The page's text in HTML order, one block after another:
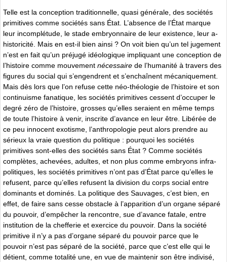
Telle est la conception traditionnelle, quasi générale, des sociétés
primitives comme sociétés sans État. L’absence de l’État marque
leur incomplétude, le stade embryonnaire de leur existence, leur a-
historicité. Mais en est-il bien ainsi ? On voit bien qu’un tel jugement
n’est en fait qu’un préjugé idéologique impliquant une conception de
l’histoire comme mouvement nécessaire de l’humanité à travers des
figures du social qui s’engendrent et s’enchaînent mécaniquement.
Mais dès lors que l’on refuse cette néo-théologie de l’histoire et son
continuisme fanatique, les sociétés primitives cessent d’occuper le
degré zéro de l’histoire, grosses qu’elles seraient en même temps
de toute l’histoire à venir, inscrite d’avance en leur être. Libérée de
ce peu innocent exotisme, l’anthropologie peut alors prendre au
sérieux la vraie question du politique : pourquoi les sociétés
primitives sont-elles des sociétés sans État ? Comme sociétés
complètes, achevées, adultes, et non plus comme embryons infra-
politiques, les sociétés primitives n’ont pas d’État parce qu’elles le
refusent, parce qu’elles refusent la division du corps social entre
dominants et dominés. La politique des Sauvages, c’est bien, en
effet, de faire sans cesse obstacle à l’apparition d’un organe séparé
du pouvoir, d’empêcher la rencontre, sue d’avance fatale, entre
institution de la chefferie et exercice du pouvoir. Dans la société
primitive il n’y a pas d’organe séparé du pouvoir parce que le
pouvoir n’est pas séparé de la société, parce que c’est elle qui le
détient, comme totalité une, en vue de maintenir son être indivisé,